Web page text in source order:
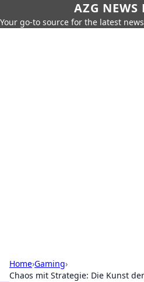
AZG NEWS
Your go-to source for the latest
Home›Gaming›
Chaos mit Strategie: Die Kunst